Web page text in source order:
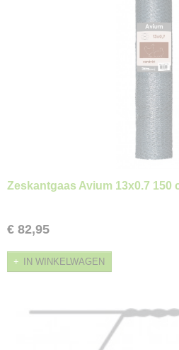
Zeskantgaas Avium 13x0.7 150
€ 82,95
IN WINKELWAGEN